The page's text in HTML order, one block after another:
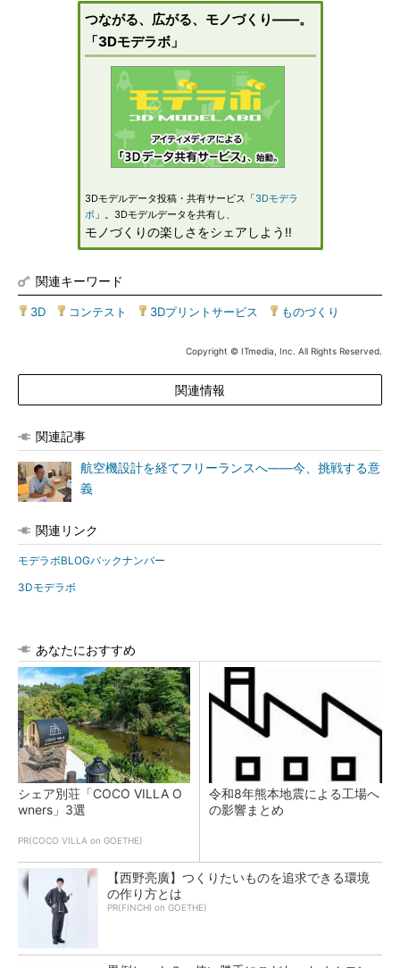
つながる、広がる、モノづくり――。
「3Dモデラボ」
3Dモデルデータ投稿・共有サービス「3Dモデラ
ボ」。3Dモデルデータを共有し、
モノづくりの楽しさをシェアしよう!!
関連キーワード
3D コンテスト 3Dプリントサービス ものづくり
Copyright © ITmedia, Inc. All Rights Reserved.
関連情報
関連記事
航空機設計を経てフリーランスへ――今、挑戦する意
義
関連リンク
モデラボBLOGバックナンバー
3Dモデラボ
あなたにおすすめ
シェア別荘「COCO VILLA O
wners」3選
PR(COCO VILLA on GOETHE)
令和8年熊本地震による工場へ
の影響まとめ
【西野亮廣】つくりたいものを追求できる環境
の作り方とは
PR(FINCHI on GOETHE)